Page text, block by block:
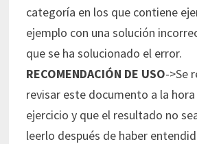
categoría en los que contiene
ejemplo con una solución
que se ha solucionado el error.
RECOMENDACIÓN DE USO->Se
revisar este documento a la
ejercicio y que el resultado no
leerlo después de haber